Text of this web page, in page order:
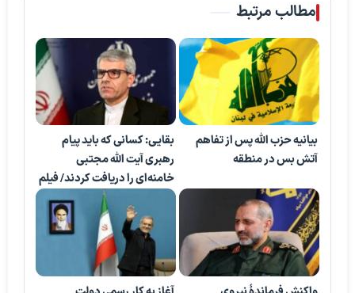
مطالب مرتبط
بیانیه حزب الله پس از تفاهم
آتش بس در منطقه
بقایی: کسانی که باید پیام
رهبری آیت الله مجتبی
خامنه‌ای را دریافت کردند/ فیلم